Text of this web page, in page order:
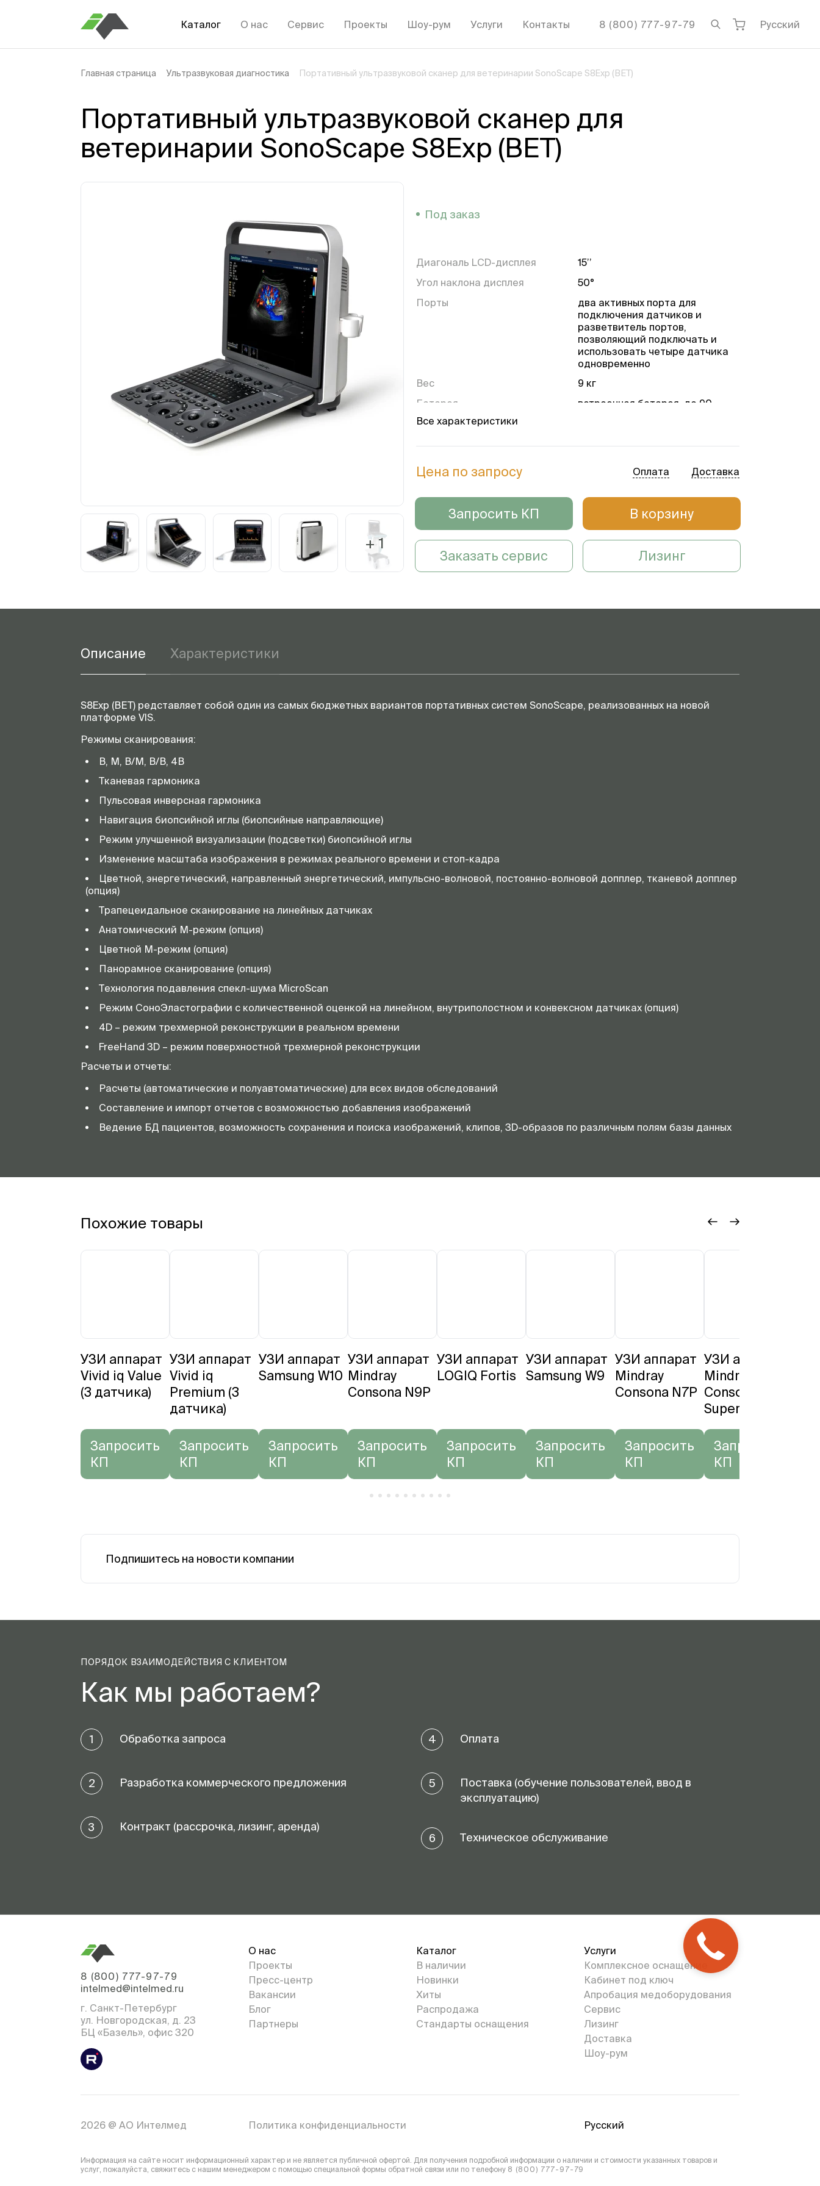
Каталог О нас Сервис Проекты Шоу-рум Услуги Контакты 8 (800) 777-97-79 Русский
Главная страница Ультразвуковая диагностика Портативный ультразвуковой сканер для ветеринарии SonoScape S8Exp (ВЕТ)
Портативный ультразвуковой сканер для
ветеринарии SonoScape S8Exp (ВЕТ)
+ 1
Под заказ
Диагональ LCD-дисплея
15’’
Угол наклона дисплея
50°
Порты
два активных порта для
подключения датчиков и
разветвитель портов,
позволяющий подключать и
использовать четыре датчика
одновременно
Вес
9 кг
Батарея
встроенная батарея, до 90
Цифровая рабочая станция
жесткий диск 500 Гб, USB 2.0,
Датчик S-L742 (Вет)
4-15MHz/38mm, датчик
обследований сосудов, высокой
плотности ультразвуковой, 192
элемента
Датчик S-С613 (Вет)
4-11 MHz/R14mm, 90D, датчик
микроконвексный
высокочастотный
ультразвукового сканера и
Дополнительные
модуль эластографии (с
Все характеристики
Цена по запросу Оплата Доставка
Запросить КП В корзину
Заказать сервис Лизинг
Описание Характеристики
S8Exp (ВЕТ) редставляет собой один из самых бюджетных вариантов портативных систем SonoScape, реализованных на новой
платформе VIS.
Режимы сканирования:
В, М, В/М, В/В, 4В
Тканевая гармоника
Пульсовая инверсная гармоника
Навигация биопсийной иглы (биопсийные направляющие)
Режим улучшенной визуализации (подсветки) биопсийной иглы
Изменение масштаба изображения в режимах реального времени и стоп-кадра
Цветной, энергетический, направленный энергетический, импульсно-волновой, постоянно-волновой допплер, тканевой допплер
(опция)
Трапецеидальное сканирование на линейных датчиках
Анатомический М-режим (опция)
Цветной М-режим (опция)
Панорамное сканирование (опция)
Технология подавления спекл-шума MicroScan
Режим СоноЭластографии с количественной оценкой на линейном, внутриполостном и конвексном датчиках (опция)
4D – режим трехмерной реконструкции в реальном времени
FreeHand 3D – режим поверхностной трехмерной реконструкции
Расчеты и отчеты:
Расчеты (автоматические и полуавтоматические) для всех видов обследований
Составление и импорт отчетов с возможностью добавления изображений
Ведение БД пациентов, возможность сохранения и поиска изображений, клипов, 3D-образов по различным полям базы данных
Похожие товары
УЗИ аппарат
Vivid iq Value
(3 датчика)
Запросить
КП
УЗИ аппарат
Vivid iq
Premium (3
датчика)
Запросить
КП
УЗИ аппарат
Samsung W10
Запросить
КП
УЗИ аппарат
Mindray
Consona N9P
Запросить
КП
УЗИ аппарат
LOGIQ Fortis
Запросить
КП
УЗИ аппарат
Samsung W9
Запросить
КП
УЗИ аппарат
Mindray
Consona N7P
Запросить
КП
УЗИ аппарат
Mindray
Consona N9
Super
Запросить
КП
Подпишитесь на новости компании
ПОРЯДОК ВЗАИМОДЕЙСТВИЯ С КЛИЕНТОМ
Как мы работаем?
1 Обработка запроса
2 Разработка коммерческого предложения
3 Контракт (рассрочка, лизинг, аренда)
4 Оплата
5
Поставка (обучение пользователей, ввод в
эксплуатацию)
6 Техническое обслуживание
8 (800) 777-97-79
intelmed@intelmed.ru
г. Санкт-Петербург
ул. Новгородская, д. 23
БЦ «Базель», офис 320
О нас
Проекты
Пресс-центр
Вакансии
Блог
Партнеры
Каталог
В наличии
Новинки
Хиты
Распродажа
Стандарты оснащения
Услуги
Комплексное оснащение
Кабинет под ключ
Апробация медоборудования
Сервис
Лизинг
Доставка
Шоу-рум
2026 @ АО Интелмед Политика конфиденциальности Русский
Информация на сайте носит информационный характер и не является публичной офертой. Для получения подробной информации о наличии и стоимости указанных товаров и
услуг, пожалуйста, свяжитесь с нашим менеджером с помощью специальной формы обратной связи или по телефону 8 (800) 777-97-79